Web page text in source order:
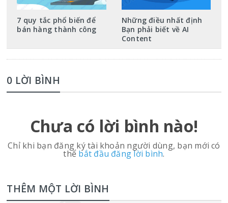
7 quy tắc phổ biến để
bán hàng thành công
Những điều nhất định
Bạn phải biết về AI
Content
0 LỜI BÌNH
Chưa có lời bình nào!
Chỉ khi bạn đăng ký tài khoản người dùng, bạn mới có
thể bắt đầu đăng lời bình.
THÊM MỘT LỜI BÌNH